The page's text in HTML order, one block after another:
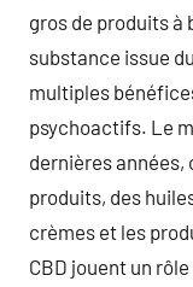
gros de produits à
substance issue
multiples
psychoactifs. Le
dernières
produits, des
crèmes et les
CBD jouent un